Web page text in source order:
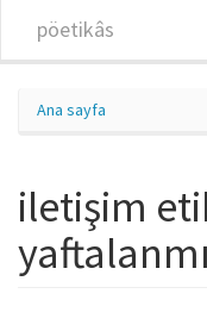
pöetikâs
Ana sayfa
iletişim